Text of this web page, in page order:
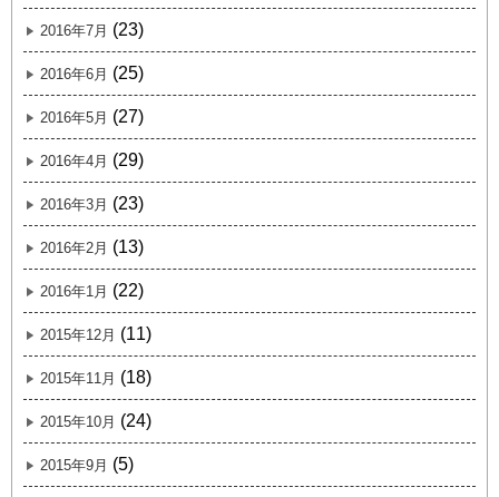
2016年7月 (23)
2016年6月 (25)
2016年5月 (27)
2016年4月 (29)
2016年3月 (23)
2016年2月 (13)
2016年1月 (22)
2015年12月 (11)
2015年11月 (18)
2015年10月 (24)
2015年9月 (5)